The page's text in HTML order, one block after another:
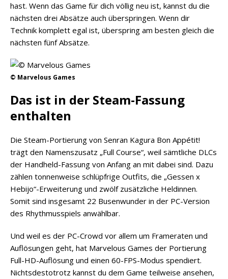
hast. Wenn das Game für dich völlig neu ist, kannst du die
nächsten drei Absätze auch überspringen. Wenn dir
Technik komplett egal ist, überspring am besten gleich die
nächsten fünf Absätze.
© Marvelous Games
Das ist in der Steam-Fassung
enthalten
Die Steam-Portierung von Senran Kagura Bon Appétit!
trägt den Namenszusatz „Full Course“, weil sämtliche DLCs
der Handheld-Fassung von Anfang an mit dabei sind. Dazu
zählen tonnenweise schlüpfrige Outfits, die „Gessen x
Hebijo“-Erweiterung und zwölf zusätzliche Heldinnen.
Somit sind insgesamt 22 Busenwunder in der PC-Version
des Rhythmusspiels anwählbar.
Und weil es der PC-Crowd vor allem um Frameraten und
Auflösungen geht, hat Marvelous Games der Portierung
Full-HD-Auflösung und einen 60-FPS-Modus spendiert.
Nichtsdestotrotz kannst du dem Game teilweise ansehen,